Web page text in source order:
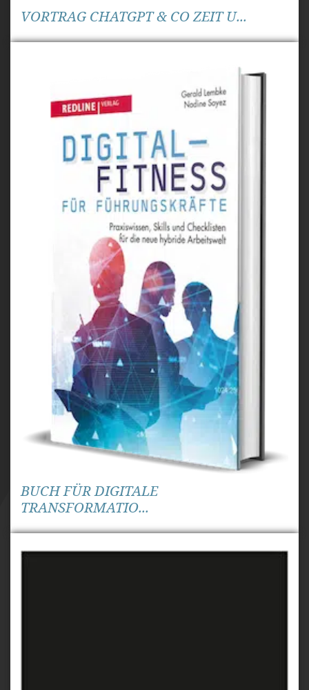
VORTRAG CHATGPT & CO ZEIT U...
BUCH FÜR DIGITALE
TRANSFORMATIO...